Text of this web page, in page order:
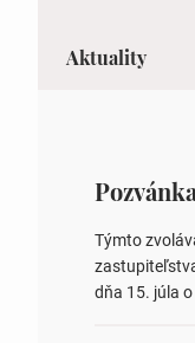
Aktuality
Týmto
dňa 15. júla